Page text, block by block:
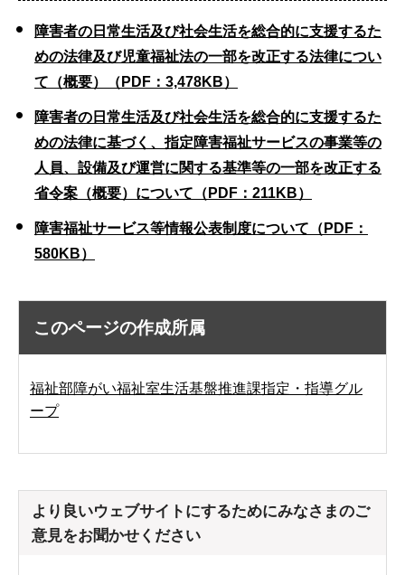
障害者の日常生活及び社会生活を総合的に支援するた
めの法律及び児童福祉法の一部を改正する法律につい
て（概要）（PDF：3,478KB）
障害者の日常生活及び社会生活を総合的に支援するた
めの法律に基づく、指定障害福祉サービスの事業等の
人員、設備及び運営に関する基準等の一部を改正する
省令案（概要）について（PDF：211KB）
障害福祉サービス等情報公表制度について（PDF：
580KB）
このページの作成所属
福祉部障がい福祉室生活基盤推進課指定・指導グル
ープ
より良いウェブサイトにするためにみなさまのご
意見をお聞かせください